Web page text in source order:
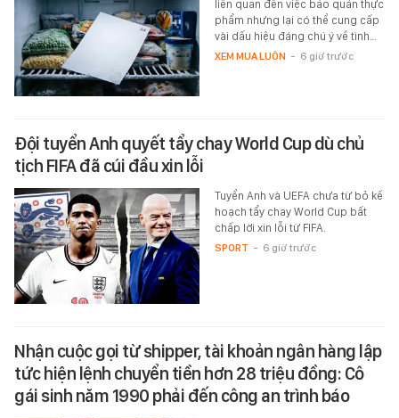
liên quan đến việc bảo quản thực
phẩm nhưng lại có thể cung cấp
vài dấu hiệu đáng chú ý về tình…
XEM MUA LUÔN - 6 giờ trước
Đội tuyển Anh quyết tẩy chay World Cup dù chủ
tịch FIFA đã cúi đầu xin lỗi
Tuyển Anh và UEFA chưa từ bỏ kế
hoạch tẩy chay World Cup bất
chấp lời xin lỗi từ FIFA.
SPORT - 6 giờ trước
Nhận cuộc gọi từ shipper, tài khoản ngân hàng lập
tức hiện lệnh chuyển tiền hơn 28 triệu đồng: Cô
gái sinh năm 1990 phải đến công an trình báo